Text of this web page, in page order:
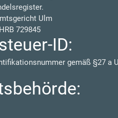
Ulm
729845
ID:
gemäß §27 a